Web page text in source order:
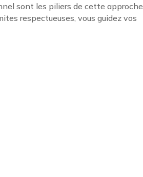
sont les piliers de cette approche.
respectueuses, vous guidez vos